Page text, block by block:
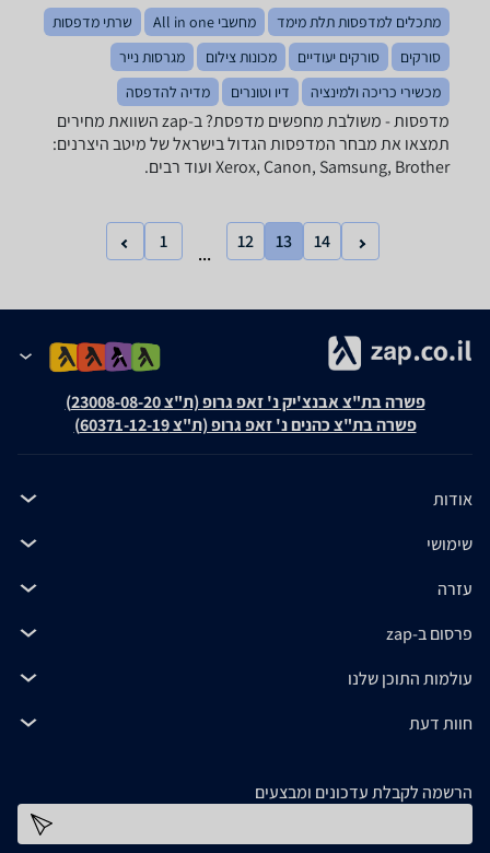
מתכלים למדפסות תלת מימד מחשבי All in one
שרתי מדפסות
סורקים
סורקים יעודיים מכונות צילום
מגרסות נייר
מכשירי כריכה ולמינציה
דיו וטונרים מדיה להדפסה
מדפסות - ‏משולבת מחפשים מדפסת? ב-zap השוואת מחירים
תמצאו את מבחר המדפסות הגדול בישראל של מיטב היצרנים:
Xerox, Canon, Samsung, Brother ועוד רבים.
1
...
12 13 14
פשרה בת"צ אבנצ'יק נ' זאפ גרופ (ת"צ 23008-08-20)
פשרה בת"צ כהנים נ' זאפ גרופ (ת"צ 60371-12-19)
אודות
שימושי
עזרה
פרסום ב-zap
עולמות התוכן שלנו
חוות דעת
הרשמה לקבלת עדכונים ומבצעים